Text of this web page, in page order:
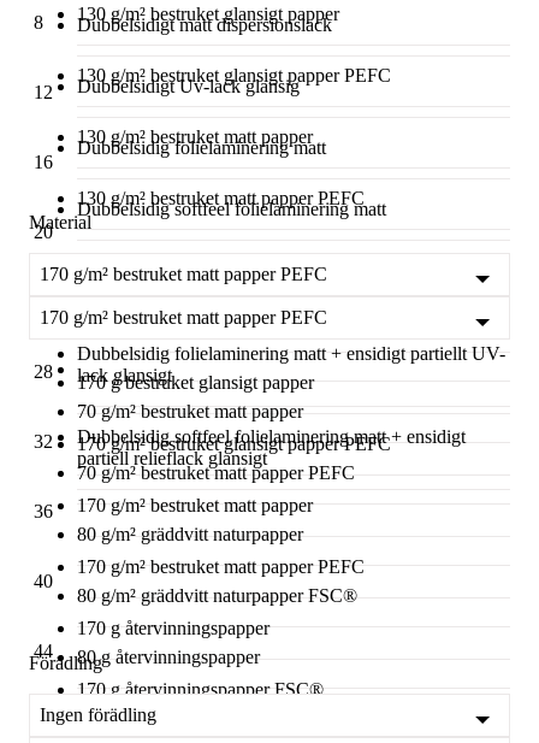
130 g/m² bestruket glansigt papper
130 g/m² bestruket glansigt papper PEFC
130 g/m² bestruket matt papper
130 g/m² bestruket matt papper PEFC
160 g/m² gräddvitt naturpapper FSC®
170 g bestruket glansigt papper
170 g/m² bestruket glansigt papper PEFC
170 g/m² bestruket matt papper
170 g/m² bestruket matt papper PEFC
170 g återvinningspapper
170 g återvinningspapper FSC®
Dubbelsidigt matt dispersionslack
Dubbelsidigt Uv-lack glansig
Dubbelsidig folielaminering matt
Dubbelsidig softfeel folielaminering matt
Ensidig softfeel folielaminering matt + ensidigt partiell
Dubbelsidig folielaminering matt + ensidigt partiellt UV-
lack glansigt
Dubbelsidig softfeel folielaminering matt + ensidigt
partiell relieflack glansigt
8
12
16
20
28
32
36
40
44
48
Material
170 g/m² bestruket matt papper PEFC
170 g/m² bestruket matt papper PEFC
70 g/m² bestruket matt papper
70 g/m² bestruket matt papper PEFC
80 g/m² gräddvitt naturpapper
80 g/m² gräddvitt naturpapper FSC®
80 g återvinningspapper
80 g återvinningspapper FSC®
Förädling
Ingen förädling